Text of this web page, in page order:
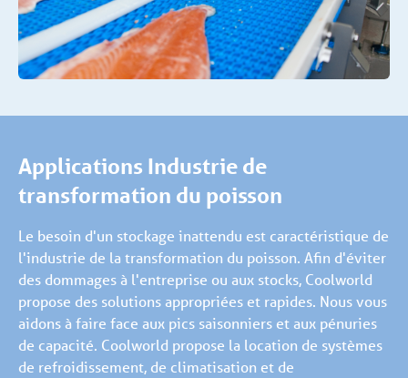
Applications Industrie de
transformation du poisson
Le besoin d'un stockage inattendu est caractéristique de
l'industrie de la transformation du poisson. Afin d'éviter
des dommages à l'entreprise ou aux stocks, Coolworld
propose des solutions appropriées et rapides. Nous vous
aidons à faire face aux pics saisonniers et aux pénuries
de capacité. Coolworld propose la location de systèmes
de refroidissement, de climatisation et de